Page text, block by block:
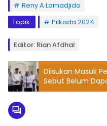
Reny A Lamadjido
Topik:
Pilkada 2024
Editor: Rian Afdhal
Diisukan Masuk
Sebut Belum